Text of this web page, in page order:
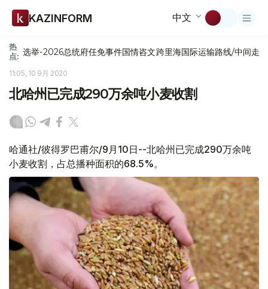
KAZINFORM 中文
热
点: 选举-2026总统府任免事件国情咨文跨里海国际运输路线/中间走廊
11:05, 10 9月 2020
北哈州已完成290万余吨小麦收割
哈通社/彼得罗巴甫尔/9月10日--北哈州已完成290万余吨
小麦收割，占总播种面积的68.5%。